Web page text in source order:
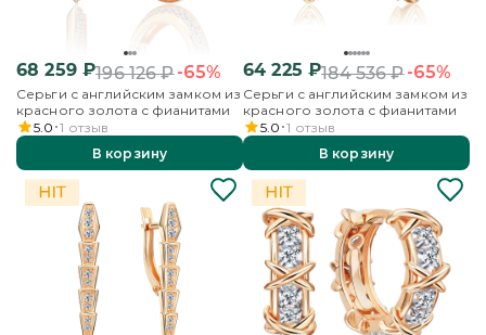
68 259₽196 126₽-65%
Серьги с английским замком из
красного золота с фианитами
5.0 1 отзыв
В корзину
64 225 ₽184 536₽-65%
Серьги с английским замком из
красного золота с фианитами
5.0 1 отзыв
В корзину